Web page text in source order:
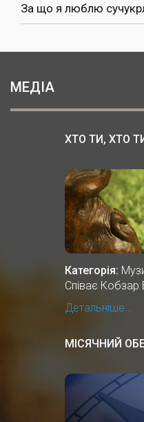
За що я люблю
МЕДІА
ХТО ТИ, ХТО
Категорія:
Співає Кобзар
Детальніше...
МІСЯЧНИЙ